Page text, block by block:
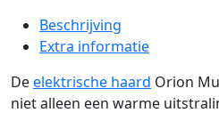
Beschrijving
Extra informatie
Deelektrische haard Orion
niet alleen een warme